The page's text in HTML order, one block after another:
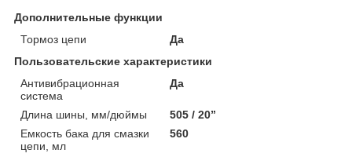
Дополнительные функции
Тормоз цепи
Да
Пользовательские характеристики
Антивибрационная
система
Да
Длина шины, мм/дюймы
505 / 20”
Емкость бака для смазки
цепи, мл
560